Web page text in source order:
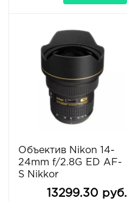
Объектив Nikon 14-
24mm f/2.8G ED AF-
S Nikkor
13299.30 руб.